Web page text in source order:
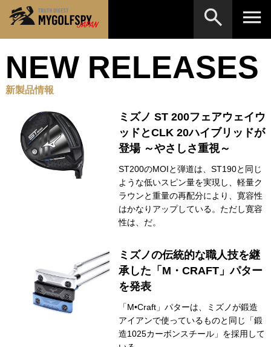
NEW RELEASES
新製品情報
ミズノ ST 200フェアウェイウ
ッドとCLK 20ハイブリッドが
登場 ～やさしさ重視～
ST200のMOIと弾道は、ST190と同じ
ような低いスピン量を実現し、軽量ク
ラウンと重量の再配分により、寛容性
はかなりアップしている。ただし寛容
性は、だ。
ミズノの伝統的な職人技を継
承した「M・CRAFT」パター
を発表
「M•Craft」パターは、ミズノが鍛造
アイアンで使っているものと同じ「鍛
造1025カーボンスチール」を採用して
MOST WANTED テストランキング
NEW RELEASES
HOW TO ゴルフ上達・実践テクニック
LAB テスト・データ検証
Golf News ゴルフニュース
HYBRIDS ハイブリッド
IRONS アイアン
※メーカー名やクラブ名など、検索したい事柄を入
力してください。